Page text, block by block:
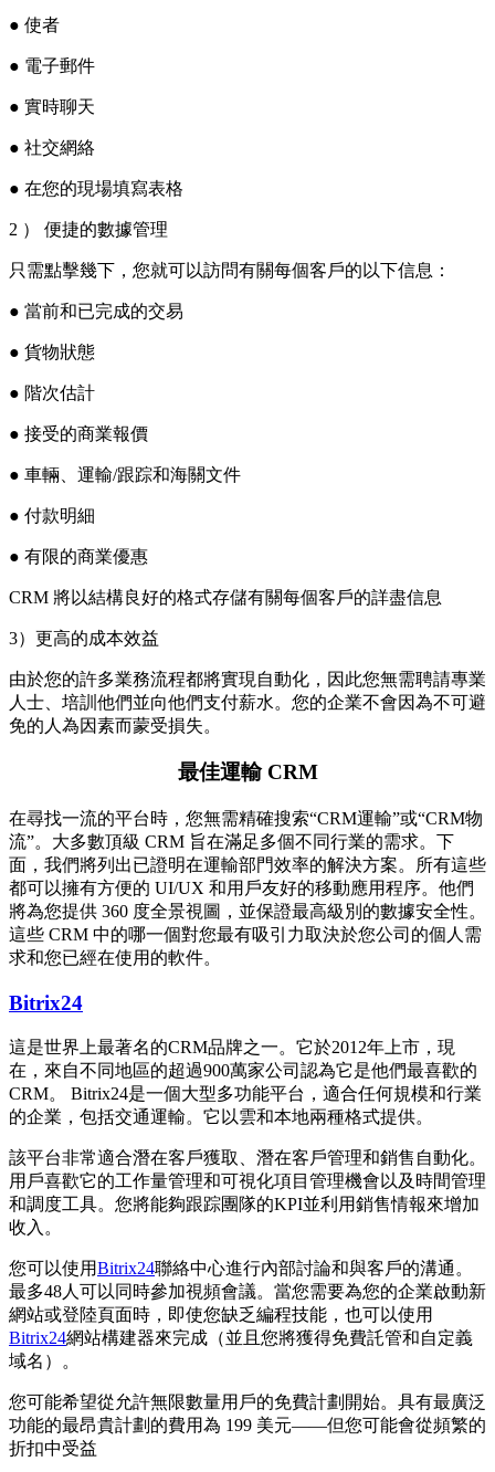
● 使者
● 電子郵件
● 實時聊天
● 社交網絡
● 在您的現場填寫表格
2 ） 便捷的數據管理
只需點擊幾下，您就可以訪問有關每個客戶的以下信息：
● 當前和已完成的交易
● 貨物狀態
● 階次估計
● 接受的商業報價
● 車輛、運輸/跟踪和海關文件
● 付款明細
● 有限的商業優惠
CRM 將以結構良好的格式存儲有關每個客戶的詳盡信息
3）更高的成本效益
由於您的許多業務流程都將實現自動化，因此您無需聘請專業
人士、培訓他們並向他們支付薪水。您的企業不會因為不可避
免的人為因素而蒙受損失。
最佳運輸 CRM
在尋找一流的平台時，您無需精確搜索“CRM運輸”或“CRM物
流”。大多數頂級 CRM 旨在滿足多個不同行業的需求。下
面，我們將列出已證明在運輸部門效率的解決方案。所有這些
都可以擁有方便的 UI/UX 和用戶友好的移動應用程序。他們
將為您提供 360 度全景視圖，並保證最高級別的數據安全性。
這些 CRM 中的哪一個對您最有吸引力取決於您公司的個人需
求和您已經在使用的軟件。
Bitrix24
這是世界上最著名的CRM品牌之一。它於2012年上市，現
在，來自不同地區的超過900萬家公司認為它是他們最喜歡的
CRM。 Bitrix24是一個大型多功能平台，適合任何規模和行業
的企業，包括交通運輸。它以雲和本地兩種格式提供。
該平台非常適合潛在客戶獲取、潛在客戶管理和銷售自動化。
用戶喜歡它的工作量管理和可視化項目管理機會以及時間管理
和調度工具。您將能夠跟踪團隊的KPI並利用銷售情報來增加
收入。
您可以使用Bitrix24聯絡中心進行內部討論和與客戶的溝通。
最多48人可以同時參加視頻會議。當您需要為您的企業啟動新
網站或登陸頁面時，即使您缺乏編程技能，也可以使用
Bitrix24網站構建器來完成（並且您將獲得免費託管和自定義
域名）。
您可能希望從允許無限數量用戶的免費計劃開始。具有最廣泛
功能的最昂貴計劃的費用為 199 美元——但您可能會從頻繁的
折扣中受益